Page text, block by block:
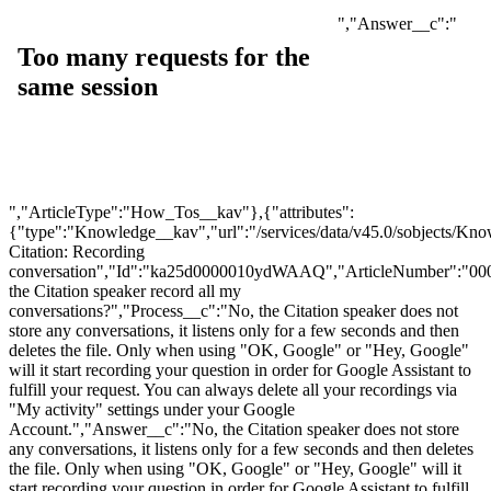
","Answer__c":"
","ArticleType":"How_Tos__kav"},{"attributes":
{"type":"Knowledge__kav","url":"/services/data/v45.0/sobjects/
Citation: Recording
the Citation speaker record all my
conversations?","Process__c":"No, the Citation speaker does not
store any conversations, it listens only for a few seconds and then
deletes the file. Only when using "OK, Google" or "Hey, Google"
will it start recording your question in order for Google Assistant to
fulfill your request. You can always delete all your recordings via
"My activity" settings under your Google
Account.","Answer__c":"No, the Citation speaker does not store
any conversations, it listens only for a few seconds and then deletes
the file. Only when using "OK, Google" or "Hey, Google" will it